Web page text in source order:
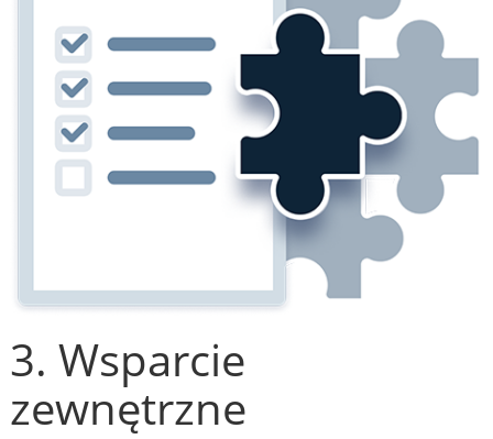
3. Wsparcie
zewnętrzne